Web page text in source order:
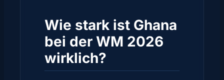
Wie stark ist Ghana
bei der WM 2026
wirklich?